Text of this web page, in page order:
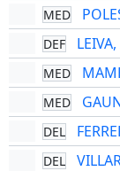
MED
DEF
MED
MED
DEL
DEL